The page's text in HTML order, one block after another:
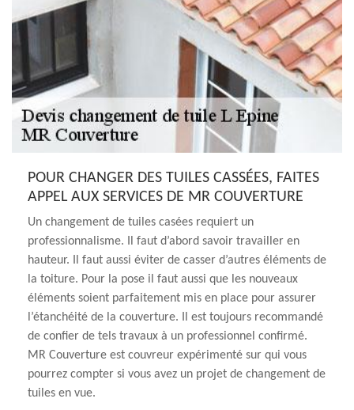
POUR CHANGER DES TUILES CASSÉES, FAITES
APPEL AUX SERVICES DE MR COUVERTURE
Un changement de tuiles casées requiert un
professionnalisme. Il faut d’abord savoir travailler en
hauteur. Il faut aussi éviter de casser d’autres éléments de
la toiture. Pour la pose il faut aussi que les nouveaux
éléments soient parfaitement mis en place pour assurer
l’étanchéité de la couverture. Il est toujours recommandé
de confier de tels travaux à un professionnel confirmé.
MR Couverture est couvreur expérimenté sur qui vous
pourrez compter si vous avez un projet de changement de
tuiles en vue.